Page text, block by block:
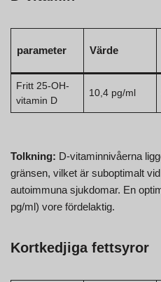
parameter Värde
Fritt 25-OH-
vitamin D
10,4 pg/ml
Tolkning: D-vitaminnivåerna
gränsen, vilket är suboptimalt
autoimmuna sjukdomar. En
pg/ml) vore fördelaktig.
Kortkedjiga fettsyror